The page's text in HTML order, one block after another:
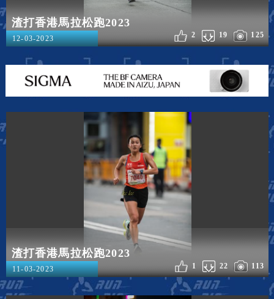
渣打香港馬拉松跑2023
125
19
2
12-03-2023
渣打香港馬拉松跑2023
113
22
1
11-03-2023